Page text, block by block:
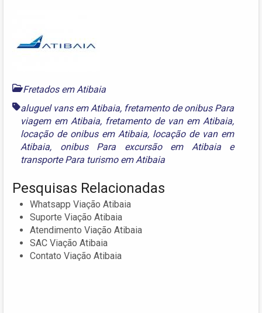
Fretados em Atibaia
aluguel vans em Atibaia, fretamento de onibus Para
viagem em Atibaia, fretamento de van em Atibaia,
locação de onibus em Atibaia, locação de van em
Atibaia, onibus Para excursão em Atibaiae
transporte Para turismo em Atibaia
Pesquisas Relacionadas
Whatsapp Viação Atibaia
Suporte Viação Atibaia
Atendimento Viação Atibaia
SAC Viação Atibaia
Contato Viação Atibaia